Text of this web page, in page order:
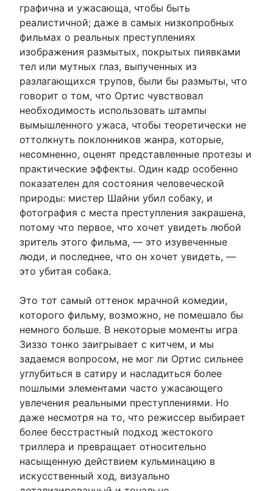
графична и ужасающа, чтобы быть
реалистичной; даже в самых низкопробных
фильмах о реальных преступлениях
изображения размытых, покрытых пиявками
тел или мутных глаз, выпученных из
разлагающихся трупов, были бы размыты, что
говорит о том, что Ортис чувствовал
необходимость использовать штампы
вымышленного ужаса, чтобы теоретически не
оттолкнуть поклонников жанра, которые,
несомненно, оценят представленные протезы и
практические эффекты. Один кадр особенно
показателен для состояния человеческой
природы: мистер Шайни убил собаку, и
фотография с места преступления закрашена,
потому что первое, что хочет увидеть любой
зритель этого фильма, — это изувеченные
люди, и последнее, что он хочет увидеть, —
это убитая собака.
Это тот самый оттенок мрачной комедии,
которого фильму, возможно, не помешало бы
немного больше. В некоторые моменты игра
Зиззо тонко заигрывает с китчем, и мы
задаемся вопросом, не мог ли Ортис сильнее
углубиться в сатиру и насладиться более
пошлыми элементами часто ужасающего
увлечения реальными преступлениями. Но
даже несмотря на то, что режиссер выбирает
более бесстрастный подход жестокого
триллера и превращает относительно
насыщенную действием кульминацию в
искусственный ход, визуально